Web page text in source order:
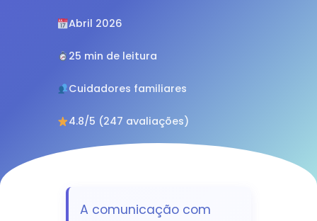
Abril 2026
25 min de leitura
Cuidadores familiares
4.8/5 (247 avaliações)
A comunicação com